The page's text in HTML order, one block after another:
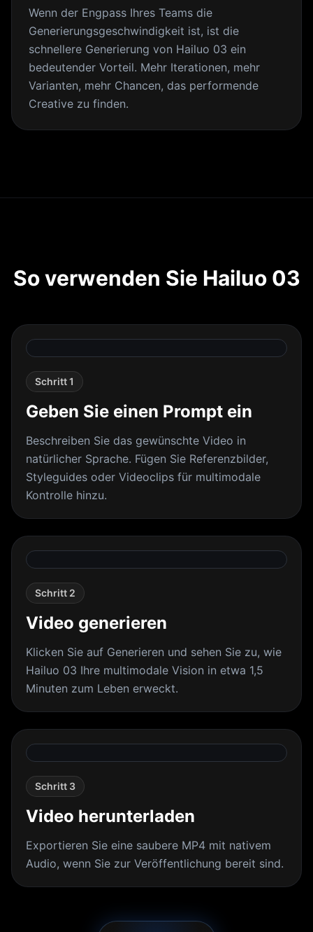
Wenn der Engpass Ihres Teams die
Generierungsgeschwindigkeit ist, ist die
schnellere Generierung von Hailuo 03 ein
bedeutender Vorteil. Mehr Iterationen, mehr
Varianten, mehr Chancen, das performende
Creative zu finden.
So verwenden Sie Hailuo 03
Schritt 1
Geben Sie einen Prompt ein
Beschreiben Sie das gewünschte Video in
natürlicher Sprache. Fügen Sie Referenzbilder,
Styleguides oder Videoclips für multimodale
Kontrolle hinzu.
Schritt 2
Video generieren
Klicken Sie auf Generieren und sehen Sie zu, wie
Hailuo 03 Ihre multimodale Vision in etwa 1,5
Minuten zum Leben erweckt.
Schritt 3
Video herunterladen
Exportieren Sie eine saubere MP4 mit nativem
Audio, wenn Sie zur Veröffentlichung bereit sind.